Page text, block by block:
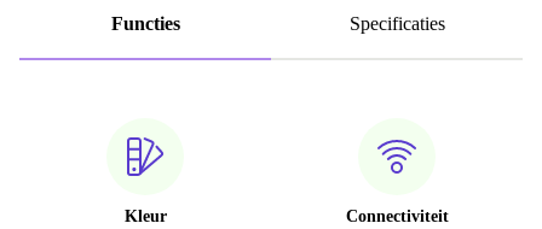
Functies Specificaties
Kleur Connectiviteit